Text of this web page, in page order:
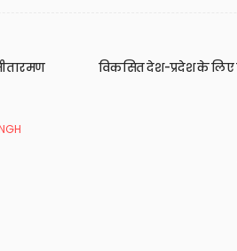
विकसित देश-प्रदेश के